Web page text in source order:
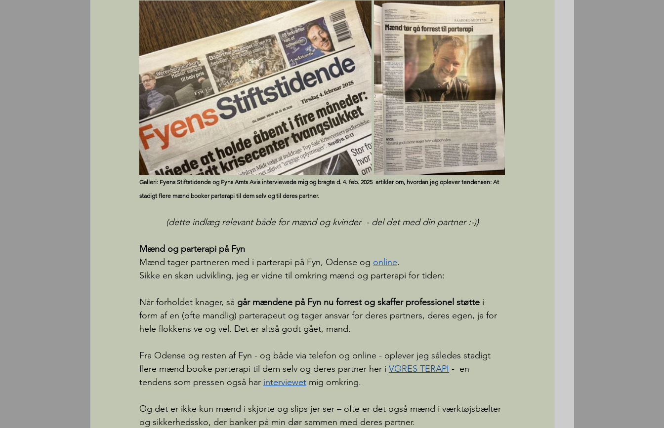
Galleri: Fyens Stiftstidende og Fyns Amts Avis interviewede mig og bragte d. 4. feb. 2025  artikler om, hvordan jeg oplever tendensen: At
stadigt flere mænd booker parterapi til dem selv og til deres partner.
(dette indlæg relevant både for mænd og kvinder  - del det med din partner :-))
Mænd og parterapi på Fyn
Mænd tager partneren med i parterapi på Fyn, Odense og online.
Sikke en skøn udvikling, jeg er vidne til omkring mænd og parterapi for tiden:
Når forholdet knager, så går mændene på Fyn nu forrest og skaffer professionel støtte i
form af en (ofte mandlig) parterapeut og tager ansvar for deres partners, deres egen, ja for
hele flokkens ve og vel. Det er altså godt gået, mand.
Fra Odense og resten af Fyn - og både via telefon og online - oplever jeg således stadigt
flere mænd booke parterapi til dem selv og deres partner her i VORES TERAPI -  en
tendens som pressen også har interviewet mig omkring.
Og det er ikke kun mænd i skjorte og slips jer ser – ofte er det også mænd i værktøjsbælter
og sikkerhedssko, der banker på min dør sammen med deres partner.